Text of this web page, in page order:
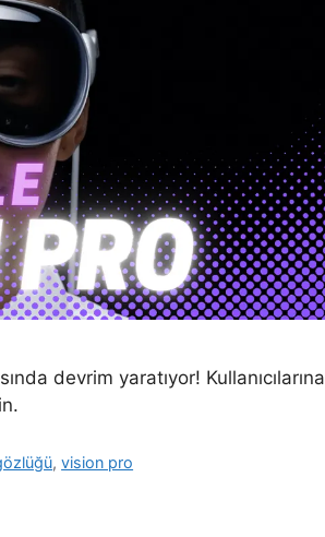
devrim yaratıyor! Kullanıcılarına
,vision pro